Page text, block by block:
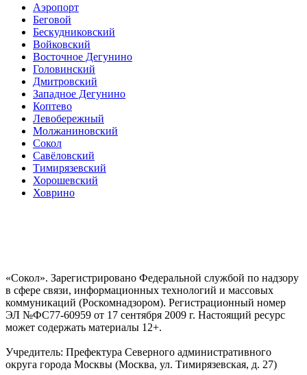
Аэропорт
Беговой
Бескудниковский
Войковский
Восточное Дегунино
Головинский
Дмитровский
Западное Дегунино
Коптево
Левобережный
Молжаниновский
Сокол
Савёловский
Тимирязевский
Хорошевский
Ховрино
«Сокол». Зарегистрировано Федеральной службой по надзору
в сфере связи, информационных технологий и массовых
коммуникаций (Роскомнадзором). Регистрационный номер
ЭЛ №ФС77-60959 от 17 сентября 2009 г. Настоящий ресурс
может содержать материалы 12+.
Учредитель: Префектура Северного административного
округа города Москвы (Москва, ул. Тимирязевская, д. 27)